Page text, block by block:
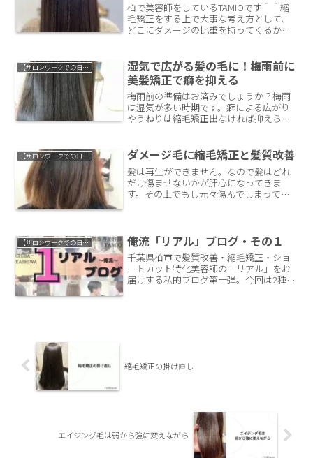
柏で美容師をしているTAMIOです＾＾縮
毛矯正をする上で大事な考え方として、
どこにダメージの比重を持ってくるか？
す。
【サロンワークでの日常】
湿気で広がる髪の毛に！梅雨前に
美髪矯正で癖を抑える
梅雨前の準備はお済みでしょうか？梅雨
は湿気が多い時期です。癖による広がり
やうねりは縮毛矯正出なければ抑えられ
しょう。
【サロンワークでの日常】 ダメージ毛に縮毛矯正と髪質改善
髪は再生ができません。なので髪はどれ
だけ傷ませないかが肝心になってきま
す。その上でもし元々傷んでしまってい
って髪質改善トリートメントでアプロー
チしていきます。千葉県柏市の髪質改善
美容師が説明していきます。
【サロンワークでの日常】 俺流「リアル」ブログ・その１￼
千葉県柏市で髪質改善・縮毛矯正・ショ
ートカット特化美容師の「リアル」をお
届けする私的ブログ第一弾。今回は2種類
縮毛矯正の掛け直し
エイジング毛は弱から強に変えながら